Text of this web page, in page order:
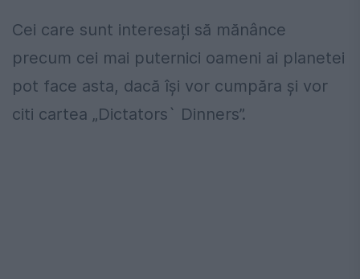
Cei care sunt interesați să mănânce
precum cei mai puternici oameni ai planetei
pot face asta, dacă își vor cumpăra și vor
citi cartea „Dictators` Dinners”.